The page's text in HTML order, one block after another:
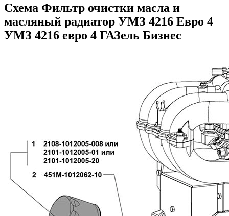
Схема Фильтр очистки масла и
масляный радиатор УМЗ 4216 Евро 4
УМЗ 4216 евро 4 ГАЗель Бизнес